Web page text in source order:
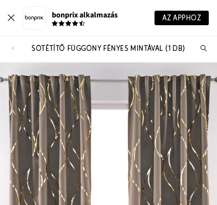
bonprix alkalmazás AZ APPHOZ
SÖTÉTÍTŐ FÜGGÖNY FÉNYES MINTÁVAL (1 DB)